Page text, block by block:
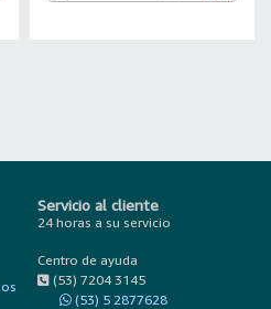
Servicio al cliente
24 horas a su servicio
Centro de ayuda
(53) 7204 3145
(53) 5 2877628